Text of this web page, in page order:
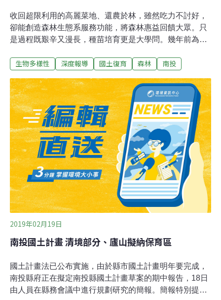
收回超限利用的高麗菜地、還農於林，雖然吃力不討好，
卻能創造森林生態系服務功能，將森林惠益回饋大眾。只
是過程既艱辛又漫長，種苗培育更是大學問。幾年前為了
勢林管處長李炎壽大感不解，親自動手育雲杉。本文即專
棵雲杉收回劣化菜地的故事。位於信義鄉、海拔1500公尺
的人倫苗圃，四周是罕有人煙的國有林，寧靜的秋日早
晨，群鳥鳴唱得婉轉。為瞭解雲杉育苗過程，記者跟著李
炎壽實地走訪苗圃，只見工作人員拿著鏟子拌土，或將拌
好的土裝進育苗盆裡，再將雲杉幼苗移植其中。這些幼苗
的種子採自40公尺高以上的母樹，經過處理播種，如今已
能換床移植。「雲杉天然林主要分布在中部地區，海拔上
達2800公尺。人倫苗圃約1500公尺，只要陽光充足，很適
合雲杉育苗。」李炎壽說，雲杉是極陽性樹種，不像扁柏
幼年期只適合50～60%透光度、或像紅
生物多樣性 深度報導 國土復育 森林 南投
2019年02月19日
南投國土計畫 清境部分、廬山擬納保育區
國土計畫法已公布實施，由於縣市國土計畫明年要完成，
南投縣府正在擬定南投縣國土計畫草案的期中報告，18日
由人員在縣務會議中進行規劃研究的簡報。簡報特別提出